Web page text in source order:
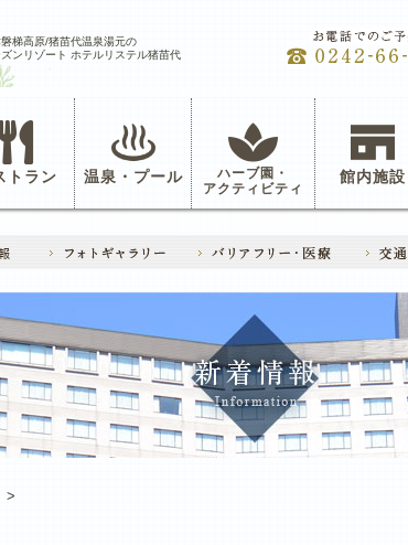
梯高原/猪苗代温泉湯元の
ンリゾート ホテルリステル猪苗代
トラン 温泉・プール ハーブ園・
アクティビティ
館内施設
>